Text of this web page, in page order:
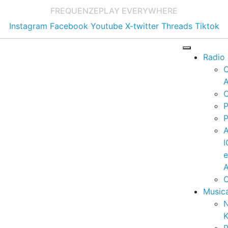
FREQUENZEPLAY EVERYWHERE
Instagram Facebook Youtube X-twitter Threads Tiktok
Radio
e